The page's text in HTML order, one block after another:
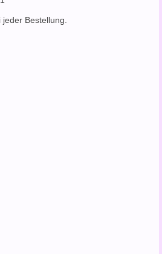
Bestellung.